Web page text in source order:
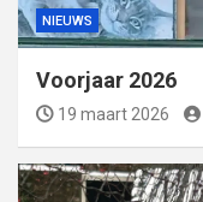
NIEUWS
Voorjaar 2026
19 maart 2026